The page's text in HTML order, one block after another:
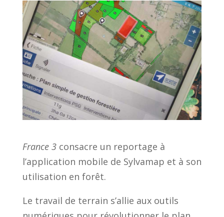
France 3consacre un reportage à
l’application mobile de Sylvamap et à son
utilisation en forêt.
Le travail de terrain s’allie aux outils